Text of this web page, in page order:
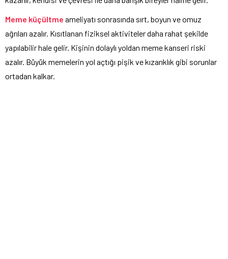
Meme küçültme ameliyatı sonrasında sırt, boyun ve omuz
ağrıları azalır. Kısıtlanan fiziksel aktiviteler daha rahat şekilde
yapılabilir hale gelir. Kişinin dolaylı yoldan meme kanseri riski
azalır. Büyük memelerin yol açtığı pişik ve kızarıklık gibi sorunlar
ortadan kalkar.